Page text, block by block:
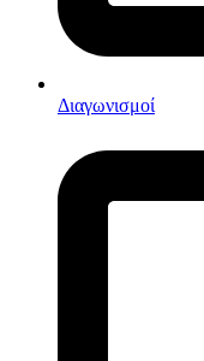
Διαγωνισμοί